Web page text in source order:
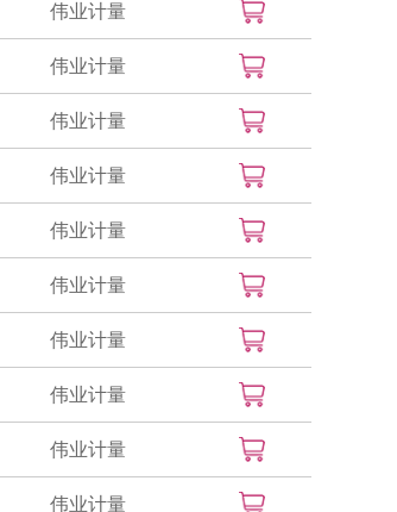
伟业计量
伟业计量
伟业计量
伟业计量
伟业计量
伟业计量
伟业计量
伟业计量
伟业计量
伟业计量